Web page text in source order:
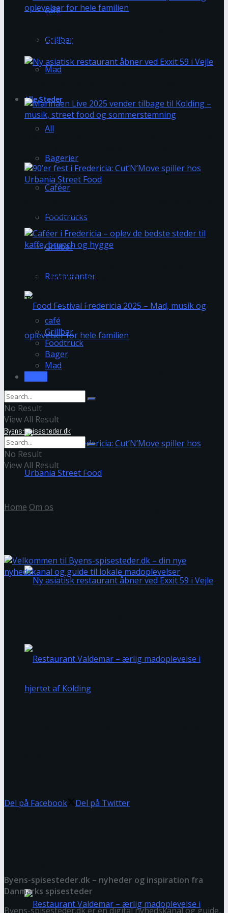
café
Grillbar
Mad
Alle Steder
All
Bagerier
Caféer
Foodtrucks
Grillbar
Restauranter
Food Festival Fredericia 2025 – Mad, musik og
oplevelser for hele familien
Gratis koncert med Blå Øjne hos Urbania Street
oplevelser for hele familien
Marinaen Live 2025 vender tilbage til Kolding –
Urbania Street Food
kaffe, brunch og hygge
Trending Tags
café
Grillbar
Foodtruck
Bager
Mad
No Result
View All Result
Byens-spisesteder.dk
No Result
View All Result
Home Om os
Del på Facebook Del på Twitter
Byens-spisesteder.dk – nyheder og inspiration fra
Danmarks spisesteder
Byens-spisesteder.dk er en digital nyhedskanal og guide,